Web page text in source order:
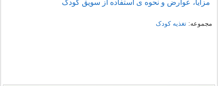
مزایا، عوارض و نحوه ی استفاده از سویق کودک
مجموعه:تغذیه کودک